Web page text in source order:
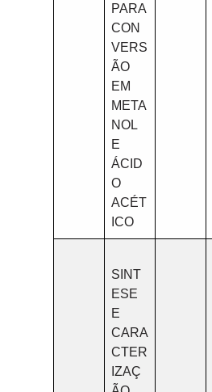
PARA
CON
VERS
ÃO
EM
META
NOL
E
ÁCID
O
ACÉT
ICO
SINT
ESE
E
CARA
CTER
IZAÇ